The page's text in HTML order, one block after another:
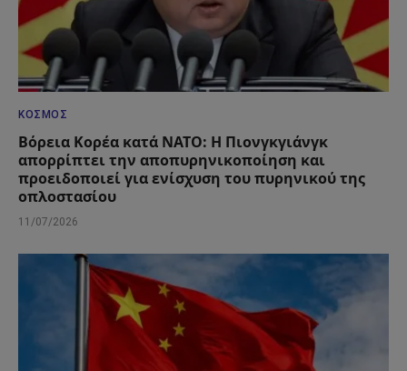
ΚΌΣΜΟΣ
Βόρεια Κορέα κατά ΝΑΤΟ: Η Πιονγκγιάνγκ
απορρίπτει την αποπυρηνικοποίηση και
προειδοποιεί για ενίσχυση του πυρηνικού της
οπλοστασίου
11/07/2026